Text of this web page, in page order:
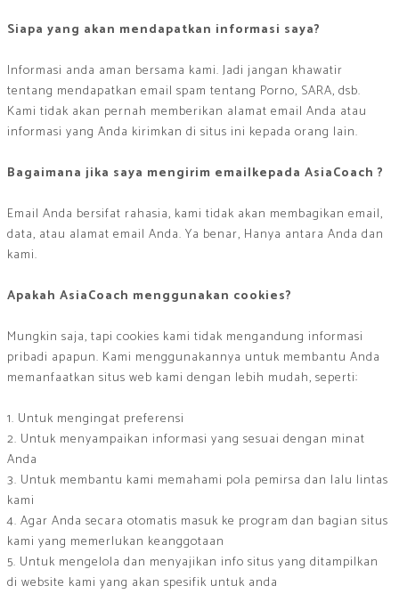
Siapa yang akan mendapatkan informasi saya?
Informasi anda aman bersama kami. Jadi jangan khawatir
tentang mendapatkan email spam tentang Porno, SARA, dsb.
Kami tidak akan pernah memberikan alamat email Anda atau
informasi yang Anda kirimkan di situs ini kepada orang lain.
Bagaimana jika saya mengirim emailkepada AsiaCoach ?
Email Anda bersifat rahasia, kami tidak akan membagikan email,
data, atau alamat email Anda. Ya benar, Hanya antara Anda dan
kami.
Apakah AsiaCoach menggunakan cookies?
Mungkin saja, tapi cookies kami tidak mengandung informasi
pribadi apapun. Kami menggunakannya untuk membantu Anda
memanfaatkan situs web kami dengan lebih mudah, seperti:
1. Untuk mengingat preferensi
2. Untuk menyampaikan informasi yang sesuai dengan minat
Anda
3. Untuk membantu kami memahami pola pemirsa dan lalu lintas
kami
4. Agar Anda secara otomatis masuk ke program dan bagian situs
kami yang memerlukan keanggotaan
5. Untuk mengelola dan menyajikan info situs yang ditampilkan
di website kami yang akan spesifik untuk anda